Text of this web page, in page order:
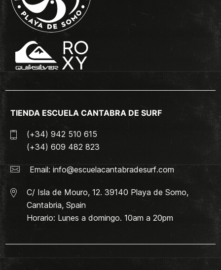
TIENDA ESCUELA CANTABRA DE SURF
(+34) 942 510 615
(+34) 609 482 823
Email: info@escuelacantabradesurf.com
C/ Isla de Mouro, 12. 39140 Playa de Somo,
Cantabria, Spain
Horario: Lunes a domingo. 10am a 20pm